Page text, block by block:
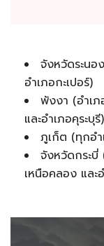
จังหวัดระนอ
อำเภอกะเปอร์)
พังงา (อำเภ
และอำเภอคุระบุรี)
ภูเก็ต (ทุกอำ
จังหวัดกระบี่
เหนือคลอง และ